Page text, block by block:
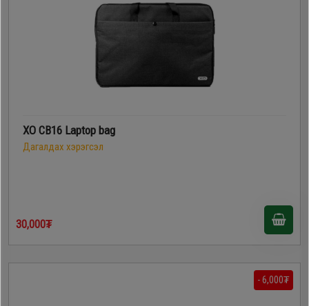
XO CB16 Laptop bag
Дагалдах хэрэгсэл
30,000₮
- 6,000₮